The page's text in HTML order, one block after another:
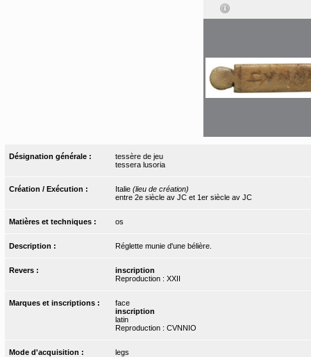
Désignation générale :
tessère de jeu
tessera lusoria
Création / Exécution : Italie (lieu de création)
entre 2e siècle av JC et 1er siècle av JC
Matières et techniques : os
Description : Réglette munie d'une bélière.
Revers :
inscription
Reproduction : XXII
Marques et inscriptions :
face
inscription
latin
Reproduction : CVNNIO
Mode d'acquisition : legs